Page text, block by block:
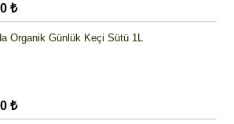
₺
Organik Günlük Keçi Sütü 1L
₺